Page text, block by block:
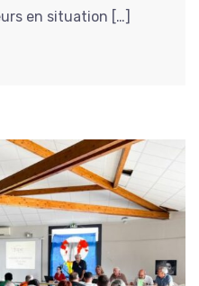
en situation […]